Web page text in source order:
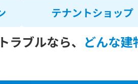
テナントショップ
ラブルなら、 どんな建